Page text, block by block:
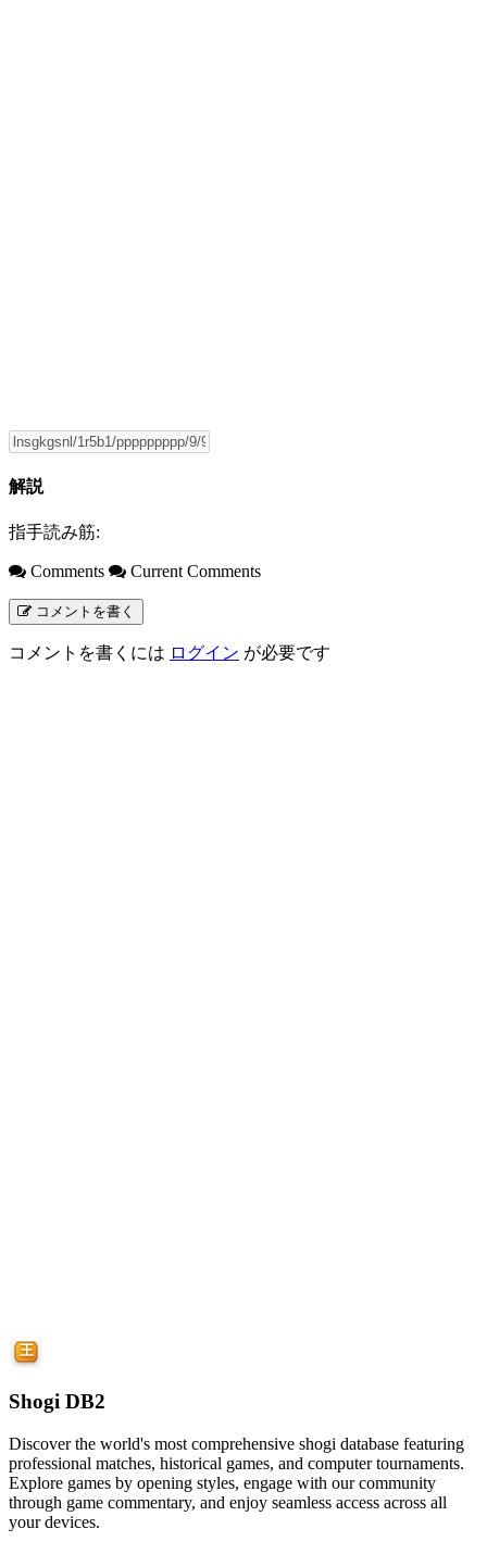
解説
指手読み筋:
Comments Current Comments
コメントを書く
コメントを書くには ログイン が必要です
Shogi DB2
Discover the world's most comprehensive shogi database featuring
professional matches, historical games, and computer tournaments.
Explore games by opening styles, engage with our community
through game commentary, and enjoy seamless access across all
your devices.